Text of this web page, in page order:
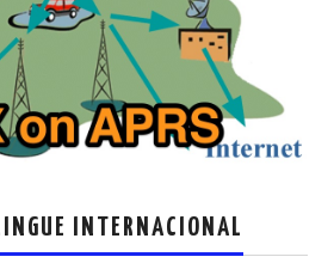
INTERNACIONAL